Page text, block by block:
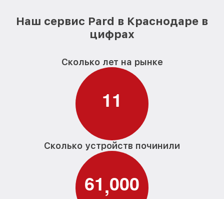
Наш сервис Pard в Краснодаре в
цифрах
Сколько лет на рынке
11
Сколько устройств починили
61,000